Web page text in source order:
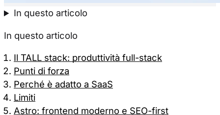
In questo articolo
In questo articolo
Il TALL stack: produttività full-stack
Punti di forza
Perché è adatto a SaaS
Limiti
Astro: frontend moderno e SEO-first